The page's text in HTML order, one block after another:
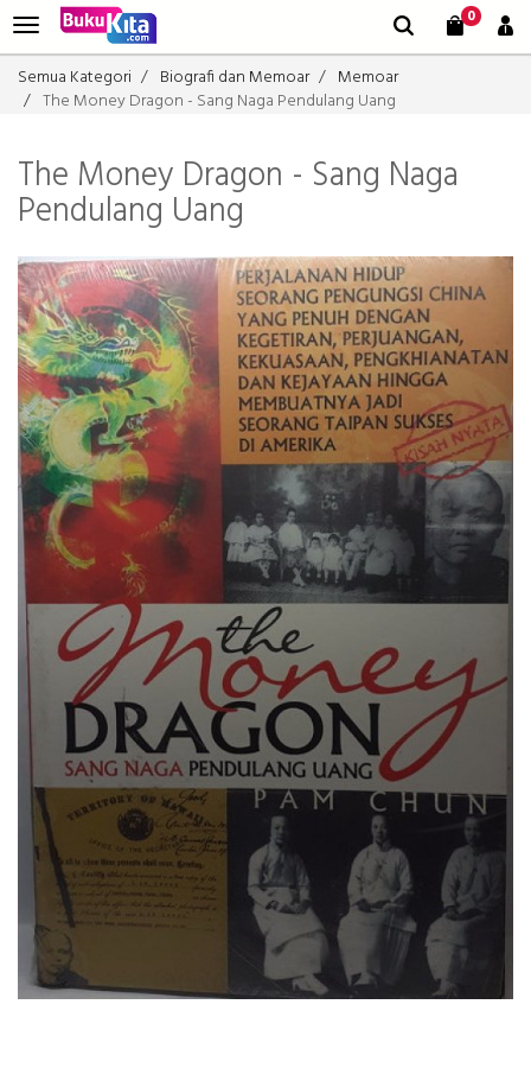
0
Semua Kategori Biografi dan Memoar
Memoar
The Money Dragon - Sang Naga Pendulang Uang
The Money Dragon - Sang Naga
Pendulang Uang